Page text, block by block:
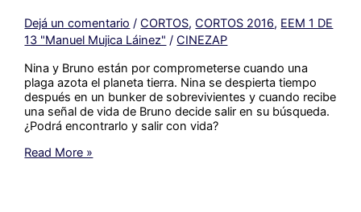
Dejá un comentario /CORTOS,CORTOS 2016, EEM 1 DE
13 "Manuel Mujica Láinez" /CINEZAP
Nina y Bruno están por comprometerse cuando una
plaga azota el planeta tierra. Nina se despierta tiempo
después en un bunker de sobrevivientes y cuando recibe
una señal de vida de Bruno decide salir en su búsqueda.
¿Podrá encontrarlo y salir con vida?
#122_
Read More »